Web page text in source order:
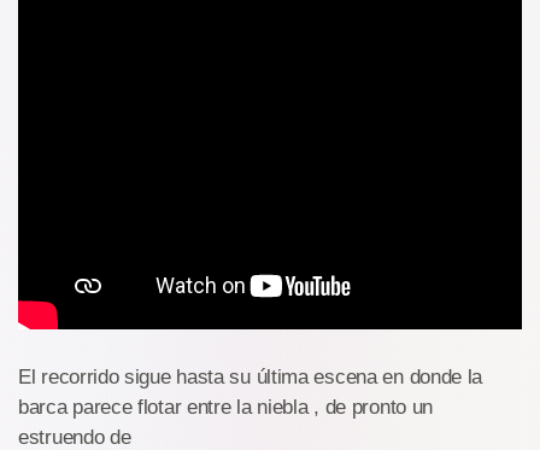
El recorrido sigue hasta su última escena en donde la
barca parece flotar entre la niebla , de pronto un
estruendo de